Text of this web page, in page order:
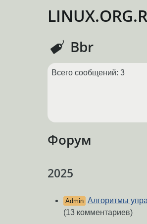
Bbr
Всего сообщений: 3
Форум
2025
Admin Алгоритмы
(13 комментариев)